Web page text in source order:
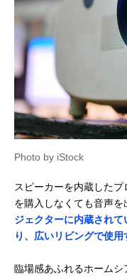
Photo by iStock
スピーカーを内蔵した
を購入しなくても音声を
ジェクターに内蔵され
り、広いリビングで使
臨場感あふれるホーム